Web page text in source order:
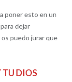
poner esto en un
dejar
puedo jurar que
TU DIOS